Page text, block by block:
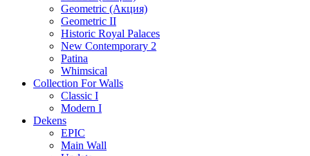
Geometric (Акция)
Geometric II
Historic Royal Palaces
New Contemporary 2
Patina
Whimsical
Collection For Walls
Classic I
Modern I
Dekens
EPIC
Main Wall